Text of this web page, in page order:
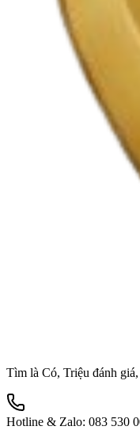
Tìm là Có, Triệu đánh
Hotline & Zalo: 083 530